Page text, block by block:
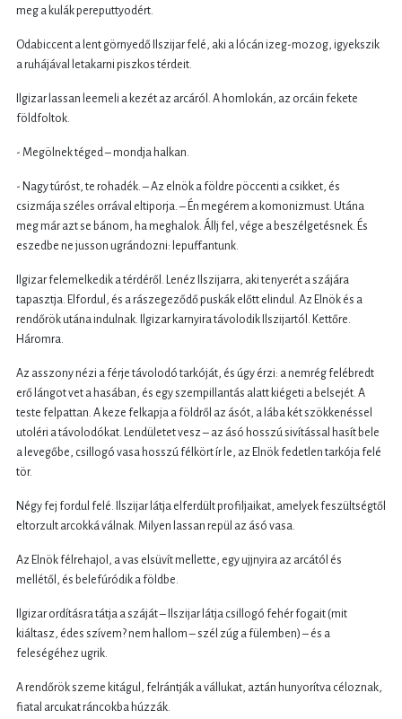
meg a kulák pereputtyodért.
Odabiccent a lent görnyedő Ilszijar felé, aki a lócán izeg-mozog, igyekszik
a ruhájával letakarni piszkos térdeit.
Ilgizar lassan leemeli a kezét az arcáról. A homlokán, az orcáin fekete
földfoltok.
- Megölnek téged – mondja halkan.
- Nagy túróst, te rohadék. – Az elnök a földre pöccenti a csikket, és
csizmája széles orrával eltiporja. – Én megérem a komonizmust. Utána
meg már azt se bánom, ha meghalok. Állj fel, vége a beszélgetésnek. És
eszedbe ne jusson ugrándozni: lepuffantunk.
Ilgizar felemelkedik a térdéről. Lenéz Ilszijarra, aki tenyerét a szájára
tapasztja. Elfordul, és a rászegeződő puskák előtt elindul. Az Elnök és a
rendőrök utána indulnak. Ilgizar karnyira távolodik Ilszijartól. Kettőre.
Háromra.
Az asszony nézi a férje távolodó tarkóját, és úgy érzi: a nemrég felébredt
erő lángot vet a hasában, és egy szempillantás alatt kiégeti a belsejét. A
teste felpattan. A keze felkapja a földről az ásót, a lába két szökkenéssel
utoléri a távolodókat. Lendületet vesz – az ásó hosszú sivítással hasít bele
a levegőbe, csillogó vasa hosszú félkört ír le, az Elnök fedetlen tarkója felé
tör.
Négy fej fordul felé. Ilszijar látja elferdült profiljaikat, amelyek feszültségtől
eltorzult arcokká válnak. Milyen lassan repül az ásó vasa.
Az Elnök félrehajol, a vas elsüvít mellette, egy ujjnyira az arcától és
mellétől, és belefúródik a földbe.
Ilgizar ordításra tátja a száját – Ilszijar látja csillogó fehér fogait (mit
kiáltasz, édes szívem? nem hallom – szél zúg a fülemben) – és a
feleségéhez ugrik.
A rendőrök szeme kitágul, felrántják a vállukat, aztán hunyorítva céloznak,
fiatal arcukat ráncokba húzzák.